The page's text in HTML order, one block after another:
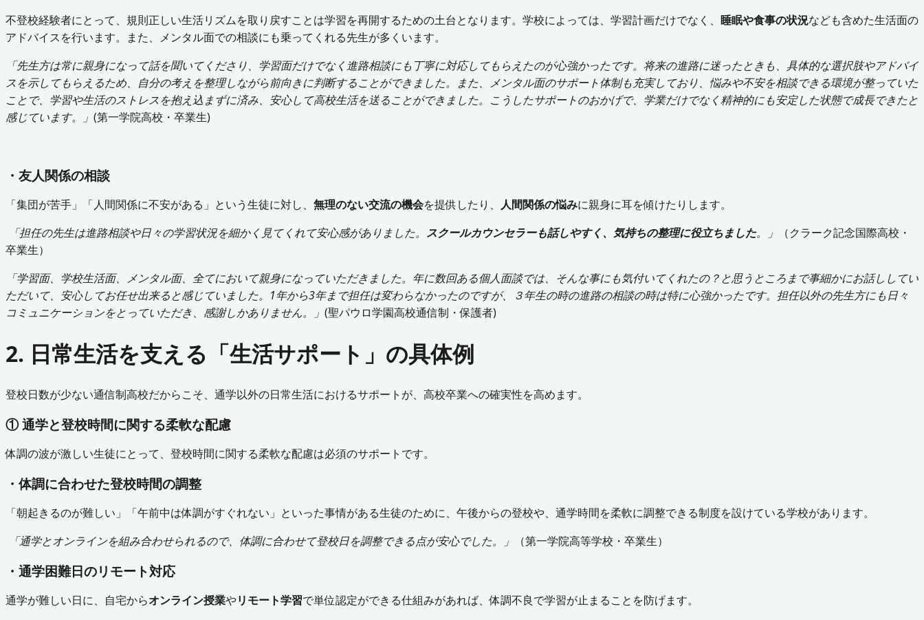
不登校経験者にとって、規則正しい生活リズムを取り戻すことは学習を再開するための土台となります。学校によっては、学習計画だけでなく、 睡眠や食事の状況なども含めた生活面の
アドバイスを行います。また、メンタル面での相談にも乗ってくれる先生が多くいます。
「先生方は常に親身になって話を聞いてくださり、学習面だけでなく進路相談にも丁寧に対応してもらえたのが心強かったです。将来の進路に迷ったときも、具体的な選択肢やアドバイ
スを示してもらえるため、自分の考えを整理しながら前向きに判断することができました。また、メンタル面のサポート体制も充実しており、悩みや不安を相談できる環境が整っていた
ことで、学習や生活のストレスを抱え込まずに済み、安心して高校生活を送ることができました。こうしたサポートのおかげで、学業だけでなく精神的にも安定した状態で成長できたと
感じています。」 (第一学院高校・卒業生)
・友人関係の相談
「集団が苦手」「人間関係に不安がある」という生徒に対し、 無理のない交流の機会を提供したり、 人間関係の悩みに親身に耳を傾けたりします。
「担任の先生は進路相談や日々の学習状況を細かく見てくれて安心感がありました。 スクールカウンセラーも話しやすく、気持ちの整理に役立ちました。」
（クラーク記念国際高校・
卒業生）
「学習面、学校生活面、メンタル面、全てにおいて親身になっていただきました。年に数回ある個人面談では、そんな事にも気付いてくれたの？と思うところまで事細かにお話ししてい
ただいて、安心してお任せ出来ると感じていました。1年から3年まで担任は変わらなかったのですが、３年生の時の進路の相談の時は特に心強かったです。担任以外の先生方にも日々
コミュニケーションをとっていただき、感謝しかありません。」 (聖パウロ学園高校通信制・保護者)
2. 日常生活を支える「生活サポート」の具体例
登校日数が少ない通信制高校だからこそ、通学以外の日常生活におけるサポートが、高校卒業への確実性を高めます。
① 通学と登校時間に関する柔軟な配慮
体調の波が激しい生徒にとって、登校時間に関する柔軟な配慮は必須のサポートです。
・体調に合わせた登校時間の調整
「朝起きるのが難しい」「午前中は体調がすぐれない」といった事情がある生徒のために、午後からの登校や、通学時間を柔軟に調整できる制度を設けている学校があります。
「通学とオンラインを組み合わせられるので、 体調に合わせて登校日を調整できる点が安心でした。」 （第一学院高等学校・卒業生）
・通学困難日のリモート対応
通学が難しい日に、自宅からオンライン授業やリモート学習で単位認定ができる仕組みがあれば、体調不良で学習が止まることを防げます。